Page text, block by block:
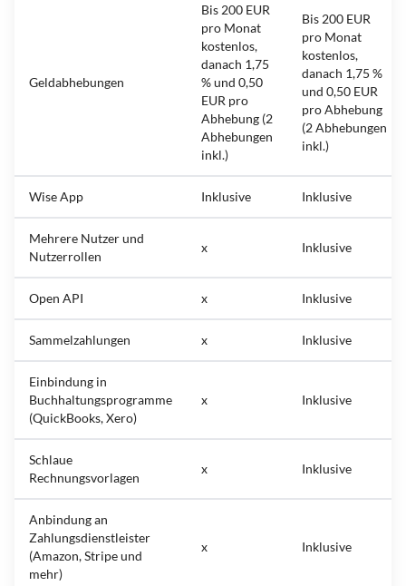
Geldabhebungen
Bis 200 EUR
pro Monat
kostenlos,
danach 1,75
% und 0,50
EUR pro
Abhebung (2
Abhebungen
inkl.)
Bis 200 EUR
pro Monat
kostenlos,
danach 1,75 %
und 0,50 EUR
pro Abhebung
(2 Abhebungen
inkl.)
Wise App Inklusive Inklusive
Mehrere Nutzer und
Nutzerrollen
x Inklusive
Open API x Inklusive
Sammelzahlungen x Inklusive
Einbindung in
Buchhaltungsprogramme
(QuickBooks, Xero)
x Inklusive
Schlaue
Rechnungsvorlagen
x Inklusive
Anbindung an
Zahlungsdienstleister
(Amazon, Stripe und
mehr)
x Inklusive